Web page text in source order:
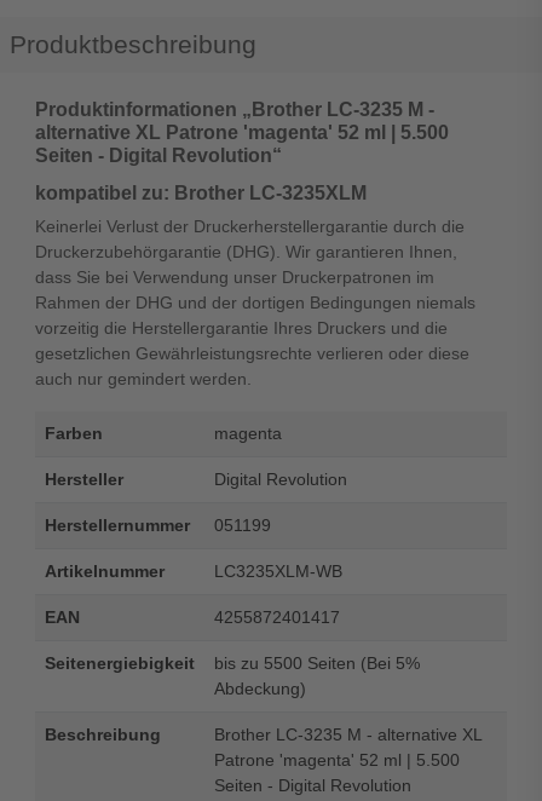
Produktbeschreibung
Produktinformationen „Brother LC-3235 M -
alternative XL Patrone 'magenta' 52 ml | 5.500
Seiten - Digital Revolution“
kompatibel zu: Brother LC-3235XLM
Keinerlei Verlust der Druckerherstellergarantie durch die
Druckerzubehörgarantie (DHG). Wir garantieren Ihnen,
dass Sie bei Verwendung unser Druckerpatronen im
Rahmen der DHG und der dortigen Bedingungen niemals
vorzeitig die Herstellergarantie Ihres Druckers und die
gesetzlichen Gewährleistungsrechte verlieren oder diese
auch nur gemindert werden.
Farben magenta
Hersteller Digital Revolution
Herstellernummer 051199
Artikelnummer LC3235XLM-WB
EAN 4255872401417
Seitenergiebigkeit
bis zu 5500 Seiten (Bei 5%
Abdeckung)
Beschreibung
Brother LC-3235 M - alternative XL
Patrone 'magenta' 52 ml | 5.500
Seiten - Digital Revolution